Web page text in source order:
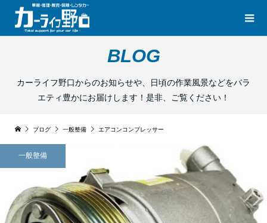
BLOG
カーライフ野口からのお知らせや、日頃の作業風景などをバラ
エティ豊かにお届けします！是非、ご覧ください！
ブログ 一般整備 エアコンコンプレッサー
一般整備